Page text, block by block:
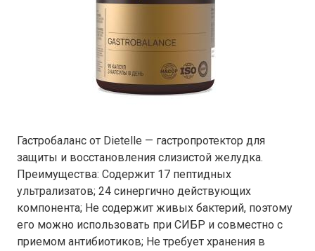
Гастробаланс от Dietelle — гастропротектор для
защиты и восстановления слизистой желудка.
Преимущества: Содержит 17 пептидных
ультрализатов; 24 синергично действующих
компонента; Не содержит живых бактерий, поэтому
его можно использовать при СИБР и совместно с
приемом антибиотиков; Не требует хранения в